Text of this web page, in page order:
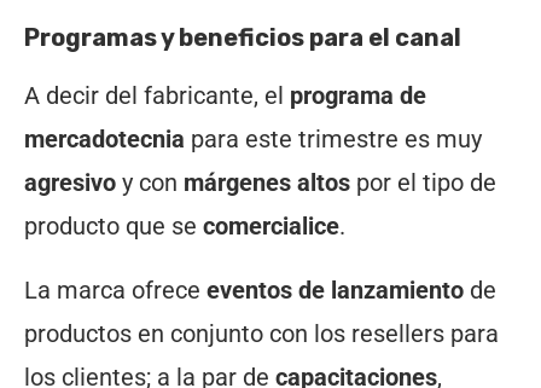
Programas y beneficios para el canal
A decir del fabricante, el programa de
mercadotecnia para este trimestre es muy
agresivo y con márgenes altos por el tipo de
producto que se comercialice.
La marca ofrece eventos de lanzamiento de
productos en conjunto con los resellers para
los clientes; a la par de capacitaciones,